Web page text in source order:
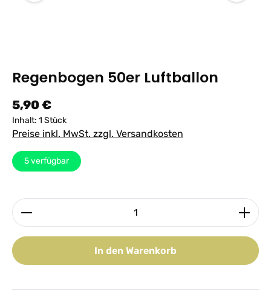
Regenbogen 50er Luftballon
Regulärer Preis:
5,90 €
Inhalt: 1 Stück
Preise inkl. MwSt. zzgl. Versandkosten
5verfügbar
Produkt Anzahl: Gib den gewünschten Wert ein
In den Warenkorb